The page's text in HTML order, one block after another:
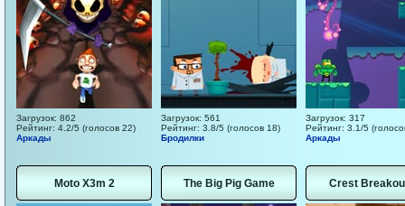
Загрузок: 862
Рейтинг: 4.2/5 (голосов 22)
Аркады
Загрузок: 561
Рейтинг: 3.8/5 (голосов 18)
Бродилки
Загрузок: 317
Рейтинг: 3.1/5
Аркады
Moto X3m 2 The Big Pig Game Crest